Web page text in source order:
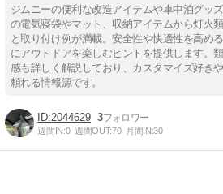
ジムニーの便利な改造アイテムや車中泊グッ
の電気寝袋やマット、収納アイテムから灯火
と取り付け例が満載。安全性や快適性を高め
にアウトドアを楽しむヒントを提供します。
感も詳しく解説しており、カスタマイズ好き
頼れる情報源です。
2044629 3
週間IN:0 週間OUT:70 月間IN:30